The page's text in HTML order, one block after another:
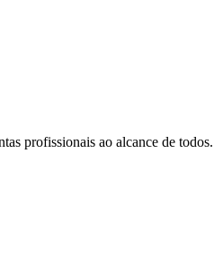
profissionais ao alcance de todos.